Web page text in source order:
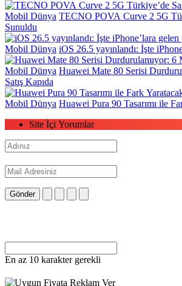
Mobil Dünya TECNO POVA Curve 2 5G
Sunuldu
Mobil Dünya iOS 26.5 yayınlandı: İşte
Mobil Dünya Huawei Mate 80 Serisi
Satış Kapıda
Mobil Dünya Huawei Pura 90 Tasarımı ile
Site İçi Yorumlar
Gönder
En az 10 karakter gerekli